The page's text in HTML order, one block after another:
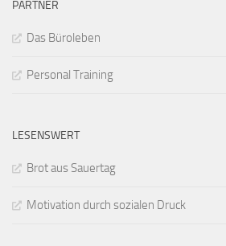
PARTNER
Das Büroleben
Personal Training
LESENSWERT
Brot aus Sauertag
Motivation durch sozialen Druck